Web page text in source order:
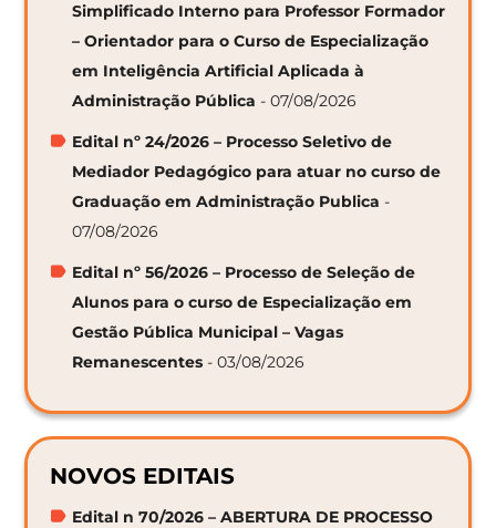
Simplificado Interno para Professor Formador
– Orientador para o Curso de Especialização
em Inteligência Artificial Aplicada à
Administração Pública - 07/08/2026
Edital nº 24/2026 – Processo Seletivo de
Mediador Pedagógico para atuar no curso de
Graduação em Administração Publica -
07/08/2026
Edital nº 56/2026 – Processo de Seleção de
Alunos para o curso de Especialização em
Gestão Pública Municipal – Vagas
Remanescentes - 03/08/2026
NOVOS EDITAIS
Edital n 70/2026 – ABERTURA DE PROCESSO